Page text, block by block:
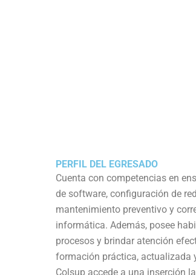
PERFIL DEL EGRESADO
Cuenta con competencias en
de software, configuración de
mantenimiento preventivo y
informática. Además, posee
procesos y brindar atención
formación práctica, actualizada
Colsup accede a una inserción